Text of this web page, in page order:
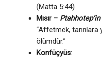
(Matta 5:44)
Mısır –
“Affetmek, tanrılara
ölümdür.”
Konfüçyüs: